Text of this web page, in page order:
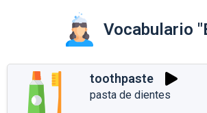
Vocabulario
toothpaste
pasta de dientes